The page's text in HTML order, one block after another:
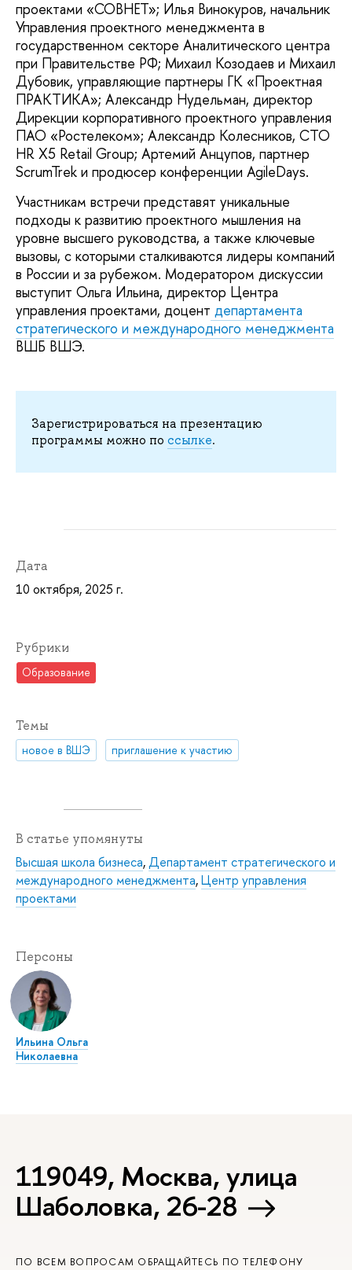
проектами «СОВНЕТ»; Илья Винокуров, начальник
Управления проектного менеджмента в
государственном секторе Аналитического центра
при Правительстве РФ; Михаил Козодаев и Михаил
Дубовик, управляющие партнеры ГК «Проектная
ПРАКТИКА»; Александр Нудельман, директор
Дирекции корпоративного проектного управления
ПАО «Ростелеком»; Александр Колесников, CTO
HR X5 Retail Group; Артемий Анцупов, партнер
ScrumTrek и продюсер конференции AgileDays.
Участникам встречи представят уникальные
подходы к развитию проектного мышления на
уровне высшего руководства, а также ключевые
вызовы, с которыми сталкиваются лидеры компаний
в России и за рубежом. Модератором дискуссии
выступит Ольга Ильина, директор Центра
управления проектами, доцент департамента
стратегического и международного менеджмента
ВШБ ВШЭ.
Зарегистрироваться на презентацию
программы можно по ссылке.
Дата
10 октября, 2025 г.
Рубрики
Образование
Темы
новое в ВШЭ приглашение к участию
В статье упомянуты
Высшая школа бизнеса,Департамент стратегического и
международного менеджмента,Центр управления
проектами
Персоны
Ильина Ольга
Николаевна
119049, Москва, улица
Шаболовка, 26-28
ПО ВСЕМ ВОПРОСАМ ОБРАЩАЙТЕСЬ ПО ТЕЛЕФОНУ